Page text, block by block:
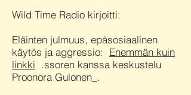
Wild Time Radio kirjoitti:
Eläinten julmuus, epäsosiaalinen
käytös ja aggressio: Enemmän kuin
linkki .ssoren kanssa keskustelu
Proonora Gulonen_.